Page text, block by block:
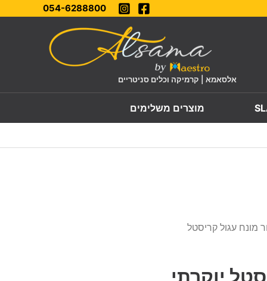
054-6288800
אלסאמא | קרמיקה וכלים סניטריים
מוצרים משלימים
מונח עגול קריסטל